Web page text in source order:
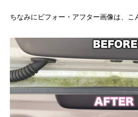
ちなみにビフォー・アフター画像は、こ